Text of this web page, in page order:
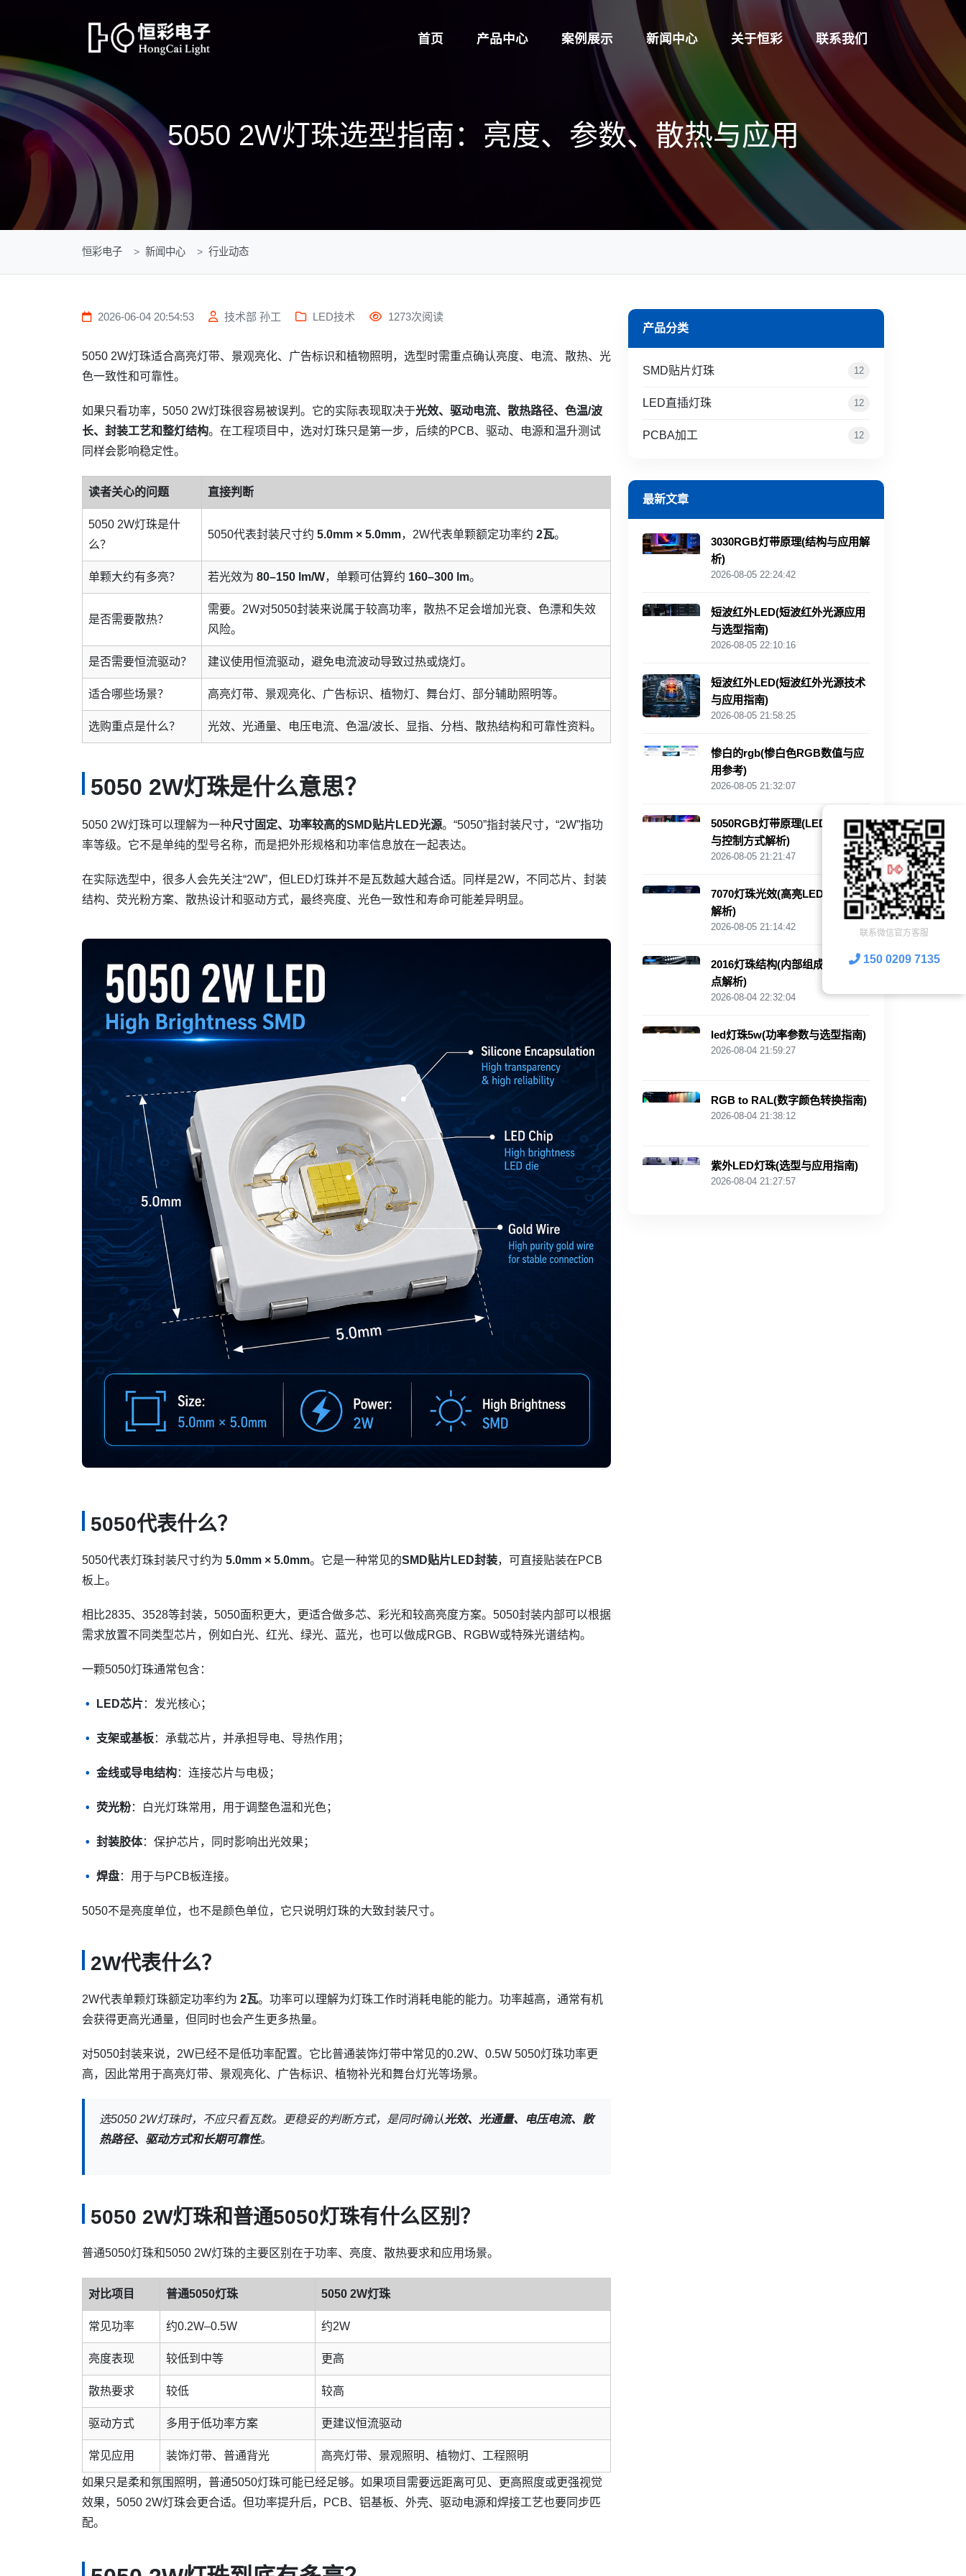
首页 产品中心 案例展示 新闻中心 关于恒彩 联系我们
5050 2W灯珠选型指南：亮度、参数、散热与应用
恒彩电子 新闻中心 行业动态
2026-06-04 20:54:53 技术部 孙工 LED技术 1273次阅读
5050 2W灯珠适合高亮灯带、景观亮化、广告标识和植物照明，选型时需重点确认亮度、电流、散热、光
色一致性和可靠性。
如果只看功率，5050 2W灯珠很容易被误判。它的实际表现取决于光效、驱动电流、散热路径、色温/波
长、封装工艺和整灯结构。在工程项目中，选对灯珠只是第一步，后续的PCB、驱动、电源和温升测试
同样会影响稳定性。
读者关心的问题 直接判断
5050 2W灯珠是什
么？
5050代表封装尺寸约 5.0mm × 5.0mm，2W代表单颗额定功率约 2瓦。
单颗大约有多亮？ 若光效为 80–150 lm/W，单颗可估算约 160–300 lm。
是否需要散热？
需要。2W对5050封装来说属于较高功率，散热不足会增加光衰、色漂和失效
风险。
是否需要恒流驱动？ 建议使用恒流驱动，避免电流波动导致过热或烧灯。
适合哪些场景？ 高亮灯带、景观亮化、广告标识、植物灯、舞台灯、部分辅助照明等。
选购重点是什么？ 光效、光通量、电压电流、色温/波长、显指、分档、散热结构和可靠性资料。
5050 2W灯珠是什么意思？
5050 2W灯珠可以理解为一种尺寸固定、功率较高的SMD贴片LED光源。“5050”指封装尺寸，“2W”指功
率等级。它不是单纯的型号名称，而是把外形规格和功率信息放在一起表达。
在实际选型中，很多人会先关注“2W”，但LED灯珠并不是瓦数越大越合适。同样是2W，不同芯片、封装
结构、荧光粉方案、散热设计和驱动方式，最终亮度、光色一致性和寿命可能差异明显。
5050代表什么？
5050代表灯珠封装尺寸约为 5.0mm × 5.0mm。它是一种常见的SMD贴片LED封装，可直接贴装在PCB
板上。
相比2835、3528等封装，5050面积更大，更适合做多芯、彩光和较高亮度方案。5050封装内部可以根据
需求放置不同类型芯片，例如白光、红光、绿光、蓝光，也可以做成RGB、RGBW或特殊光谱结构。
一颗5050灯珠通常包含：
LED芯片：发光核心；
支架或基板：承载芯片，并承担导电、导热作用；
金线或导电结构：连接芯片与电极；
荧光粉：白光灯珠常用，用于调整色温和光色；
封装胶体：保护芯片，同时影响出光效果；
焊盘：用于与PCB板连接。
5050不是亮度单位，也不是颜色单位，它只说明灯珠的大致封装尺寸。
2W代表什么？
2W代表单颗灯珠额定功率约为 2瓦。功率可以理解为灯珠工作时消耗电能的能力。功率越高，通常有机
会获得更高光通量，但同时也会产生更多热量。
对5050封装来说，2W已经不是低功率配置。它比普通装饰灯带中常见的0.2W、0.5W 5050灯珠功率更
高，因此常用于高亮灯带、景观亮化、广告标识、植物补光和舞台灯光等场景。
选5050 2W灯珠时，不应只看瓦数。更稳妥的判断方式，是同时确认 光效、光通量、电压电流、散
热路径、驱动方式和长期可靠性。
5050 2W灯珠和普通5050灯珠有什么区别？
普通5050灯珠和5050 2W灯珠的主要区别在于功率、亮度、散热要求和应用场景。
对比项目 普通5050灯珠 5050 2W灯珠
常见功率 约0.2W–0.5W 约2W
亮度表现 较低到中等 更高
散热要求 较低 较高
驱动方式 多用于低功率方案 更建议恒流驱动
常见应用 装饰灯带、普通背光 高亮灯带、景观照明、植物灯、工程照明
如果只是柔和氛围照明，普通5050灯珠可能已经足够。如果项目需要远距离可见、更高照度或更强视觉
效果，5050 2W灯珠会更合适。但功率提升后，PCB、铝基板、外壳、驱动电源和焊接工艺也要同步匹
配。
产品分类
SMD贴片灯珠 12
LED直插灯珠 12
PCBA加工 12
最新文章
3030RGB灯带原理(结构与应用解
析)
2026-08-05 22:24:42
短波红外LED(短波红外光源应用
与选型指南)
2026-08-05 22:10:16
短波红外LED(短波红外光源技术
与应用指南)
2026-08-05 21:58:25
惨白的rgb(惨白色RGB数值与应
用参考)
2026-08-05 21:32:07
5050RGB灯带原理(LED灯珠结构
与控制方式解析)
2026-08-05 21:21:47
7070灯珠光效(高亮LED光源性能
解析)
2026-08-05 21:14:42
2016灯珠结构(内部组成与封装特
点解析)
2026-08-04 22:32:04
led灯珠5w(功率参数与选型指南)
2026-08-04 21:59:27
RGB to RAL(数字颜色转换指南)
2026-08-04 21:38:12
紫外LED灯珠(选型与应用指南)
2026-08-04 21:27:57
联系微信官方客服
150 0209 7135